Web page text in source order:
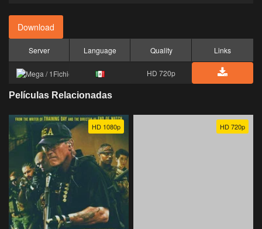
Download
Server Language Quality Links
HD 720p
Películas Relacionadas
HD 1080p HD 720p